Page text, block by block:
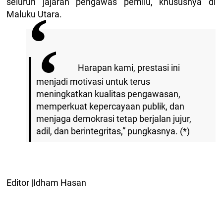
Maluku Utara.
Harapan kami, prestasi ini
menjadi motivasi untuk terus
meningkatkan kualitas pengawasan,
memperkuat kepercayaan publik, dan
menjaga demokrasi tetap berjalan jujur,
adil, dan berintegritas,” pungkasnya. (*)
Editor |Idham Hasan